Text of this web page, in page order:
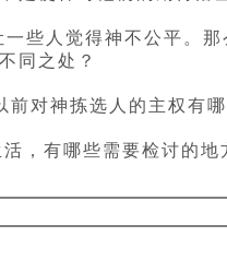
些人觉得神不公平。
同之处？
对神拣选人的主权有哪
，有哪些需要检讨的地